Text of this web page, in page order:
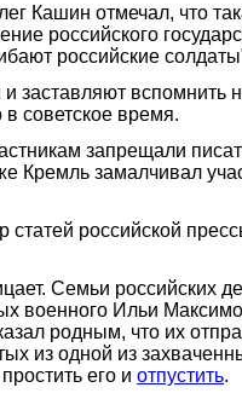
Кашин отмечал, что
российского
российские
заставляют вспомнить
советское время.
запрещали
Кремль замалчивал
статей российской
Семьи российских
военного Ильи
родным, что их
из одной из
его и отпустить.